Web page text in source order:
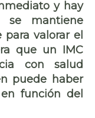
y hay
se mantiene
valorar el
que un IMC
con salud
puede haber
función del